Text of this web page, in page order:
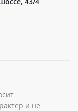
43/4
и не